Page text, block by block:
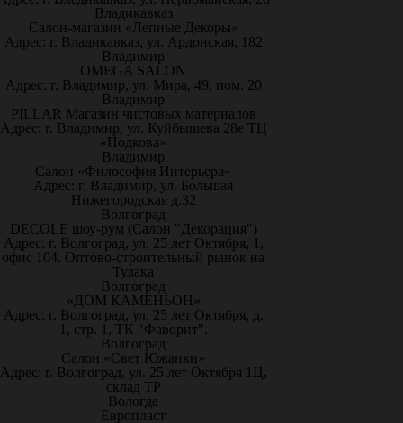
Владикавказ
Салон-магазин «Лепные Декоры»
Адрес: г. Владикавказ, ул. Ардонская, 182
Владимир
OMEGA SALON
Адрес: г. Владимир, ул. Мира, 49, пом. 20
Владимир
PILLAR Магазин чистовых материалов
Адрес: г. Владимир, ул. Куйбышева 28е ТЦ
«Подкова»
Владимир
Салон «Философия Интерьера»
Адрес: г. Владимир, ул. Большая
Нижегородская д.32
Волгоград
DECOLE шоу-рум (Салон "Декорация")
Адрес: г. Волгоград, ул. 25 лет Октября, 1,
офис 104. Оптово-строительный рынок на
Тулака
Волгоград
«ДОМ КАМЕНЬОН»
Адрес: г. Волгоград, ул. 25 лет Октября, д.
1, стр. 1, ТК "Фаворит".
Волгоград
Салон «Свет Южанки»
Адрес: г. Волгоград, ул. 25 лет Октября 1Ц,
склад ТР
Вологда
Европласт